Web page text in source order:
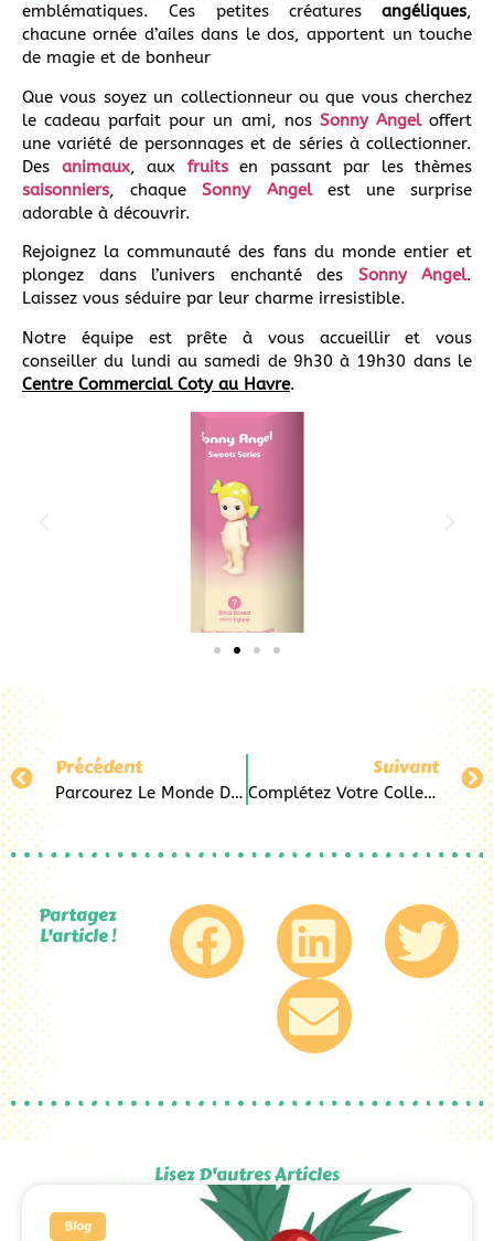
emblématiques. Ces petites créatures angéliques,
chacune ornée d’ailes dans le dos, apportent un touche
de magie et de bonheur
Que vous soyez un collectionneur ou que vous cherchez
le cadeau parfait pour un ami, nos Sonny Angeloffert
une variété de personnages et de séries à collectionner.
Des animaux, aux fruitsen passant par les thèmes
saisonniers, chaqueSonny Angelest une surprise
adorable à découvrir.
Rejoignez la communauté des fans du monde entier et
plongez dans l’univers enchanté des Sonny Angel.
Laissez vous séduire par leur charme irresistible.
Notre équipe est prête à vous accueillir et vous
conseiller du lundi au samedi de 9h30 à 19h30 dans le
Centre Commercial Coty au Havre.
Précédent
Parcourez Le Monde Des Merveilles Avec Alice Chez Pop&Co Au Havre
Suivant
Complétez Votre Collection De Lorcana Grâce À Pop&Co Au Havre
Partagez
L'article !
Lisez D'autres Articles
Blog